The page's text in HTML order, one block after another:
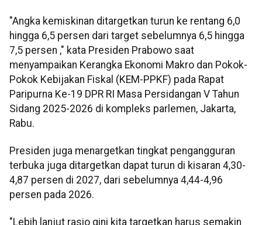
"Angka kemiskinan ditargetkan turun ke rentang 6,0
hingga 6,5 persen dari target sebelumnya 6,5 hingga
7,5 persen ," kata Presiden Prabowo saat
menyampaikan Kerangka Ekonomi Makro dan Pokok-
Pokok Kebijakan Fiskal (KEM-PPKF) pada Rapat
Paripurna Ke-19 DPR RI Masa Persidangan V Tahun
Sidang 2025-2026 di kompleks parlemen, Jakarta,
Rabu.
Presiden juga menargetkan tingkat pengangguran
terbuka juga ditargetkan dapat turun di kisaran 4,30-
4,87 persen di 2027, dari sebelumnya 4,44-4,96
persen pada 2026.
"Lebih lanjut rasio gini kita targetkan harus semakin